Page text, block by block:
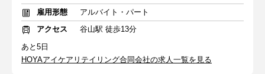
雇用形態
アルバイト・パート
アクセス
谷山駅 徒歩13分
あと5日
HOYAアイケアリテイリング合同会社の求人一覧を見る